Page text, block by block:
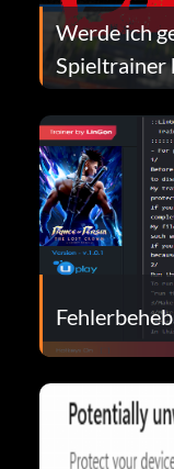
Werde ich
Spieltrainer